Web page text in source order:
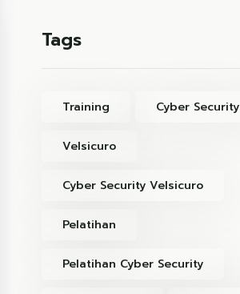
Tags
Training Cyber Security
Velsicuro
Cyber Security Velsicuro
Pelatihan
Pelatihan Cyber Security